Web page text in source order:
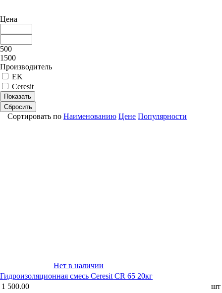
Цена
500
1500
Производитель
EK
Ceresit
Показать
Сбросить
Сортировать по Наименованию Цене Популярности
Нет в наличии
Гидроизоляционная смесь Ceresit CR 65 20кг
1 500.00
шт